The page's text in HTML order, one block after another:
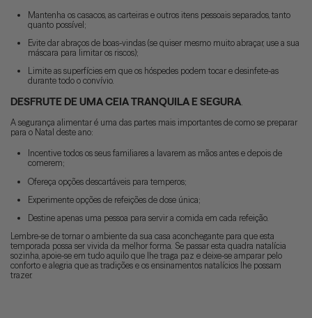
Mantenha os casacos, as carteiras e outros itens pessoais separados, tanto
quanto possível;
Evite dar abraços de boas-vindas (se quiser mesmo muito abraçar, use a sua
máscara para limitar os riscos);
Limite as superfícies em que os hóspedes podem tocar e desinfete-as
durante todo o convívio.
DESFRUTE DE UMA CEIA TRANQUILA E SEGURA.
A segurança alimentar é uma das partes mais importantes de como se preparar
para o Natal deste ano:
Incentive todos os seus familiares a lavarem as mãos antes e depois de
comerem;
Ofereça opções descartáveis ​​para temperos;
Experimente opções de refeições de dose única;
Destine apenas uma pessoa para servir a comida em cada refeição.
Lembre-se de tornar o ambiente da sua casa aconchegante para que esta
temporada possa ser vivida da melhor forma. Se passar esta quadra natalícia
sozinha, apoie-se em tudo aquilo que lhe traga paz e deixe-se amparar pelo
conforto e alegria que as tradições e os ensinamentos natalícios lhe possam
trazer.